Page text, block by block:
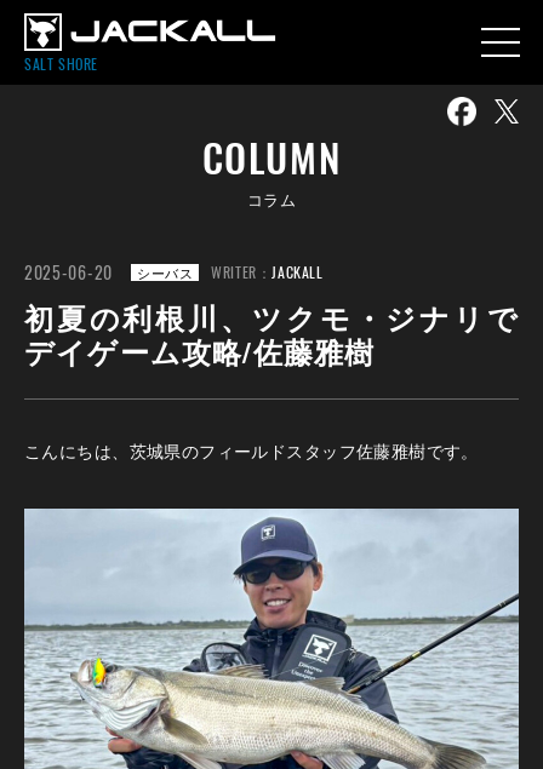
SALT SHORE
COLUMN
コラム
2025-06-20 シーバス WRITER：JACKALL
初夏の利根川、ツクモ・ジナリで
デイゲーム攻略/佐藤雅樹
こんにちは、茨城県のフィールドスタッフ佐藤雅樹です。